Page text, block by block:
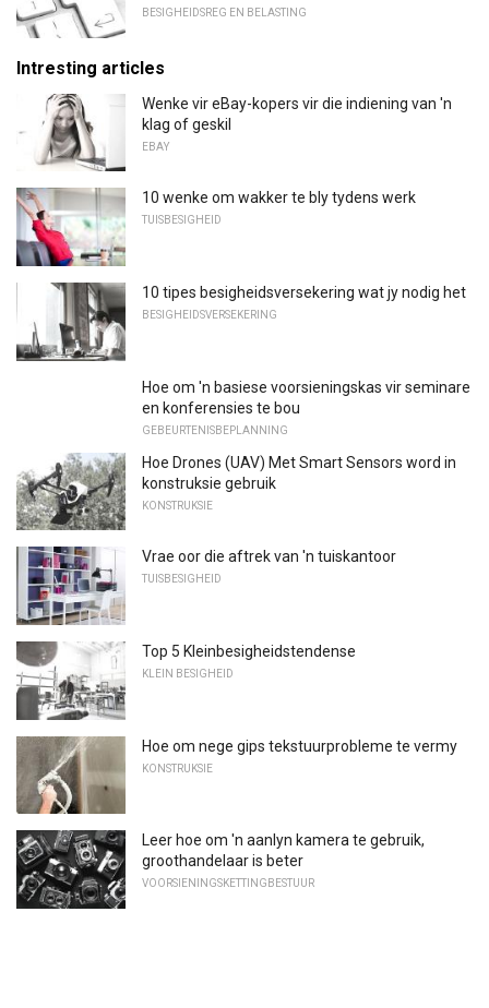
BESIGHEIDSREG EN BELASTING
Intresting articles
Wenke vir eBay-kopers vir die indiening van 'n
klag of geskil
EBAY
10 wenke om wakker te bly tydens werk
TUISBESIGHEID
10 tipes besigheidsversekering wat jy nodig het
BESIGHEIDSVERSEKERING
Hoe om 'n basiese voorsieningskas vir seminare
en konferensies te bou
GEBEURTENISBEPLANNING
Hoe Drones (UAV) Met Smart Sensors word in
konstruksie gebruik
KONSTRUKSIE
Vrae oor die aftrek van 'n tuiskantoor
TUISBESIGHEID
Top 5 Kleinbesigheidstendense
KLEIN BESIGHEID
Hoe om nege gips tekstuurprobleme te vermy
KONSTRUKSIE
Leer hoe om 'n aanlyn kamera te gebruik,
groothandelaar is beter
VOORSIENINGSKETTINGBESTUUR